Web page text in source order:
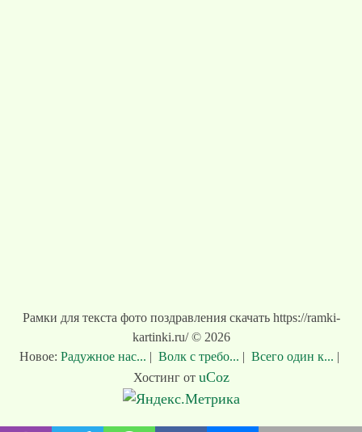
Рамки для текста фото поздравления скачать https://ramki-
kartinki.ru/ © 2026
Новое: Радужное нас... | Волк с требо... | Всего один к... |
Хостинг от uCoz